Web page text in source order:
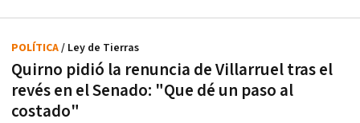
Quirno pidió la renuncia de Villarruel tras el
revés en el Senado: "Que dé un paso al
costado"
POLÍTICA/ Ley de Tierras